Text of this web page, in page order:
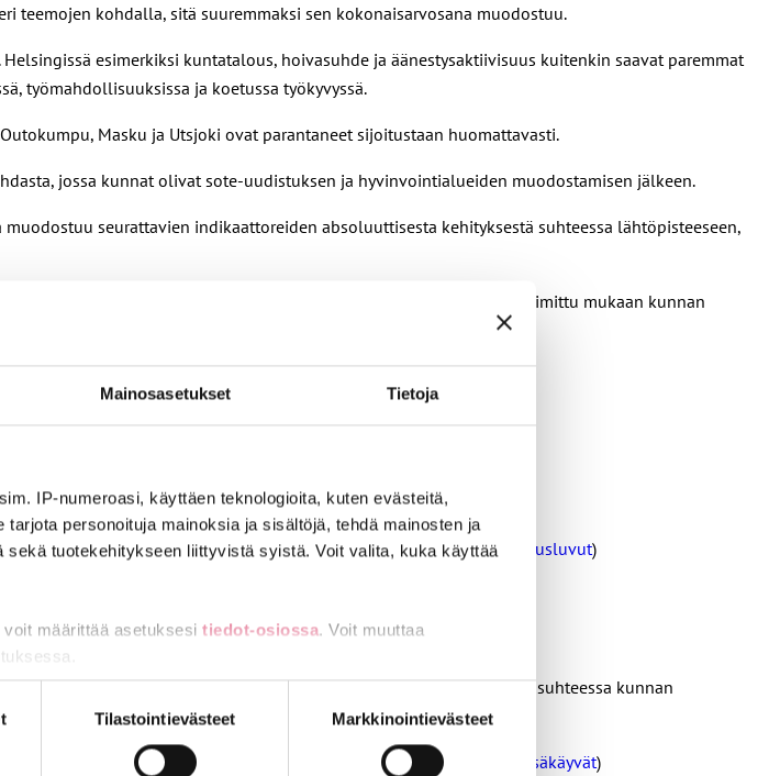
Mainosasetukset Tietoja
IP-numeroasi, käyttäen teknologioita, kuten evästeitä,
personoituja mainoksia ja sisältöjä, tehdä mainosten ja
tuotekehitykseen liittyvistä syistä. Voit valita, kuka käyttää
määrittää asetuksesi tiedot-osiossa. Voit muuttaa
parantavia, ja osaa käytetään tilastointi- tai
Tilastointievästeet Markkinointievästeet
kohdalla, sitä suuremmaksi sen kokonaisarvosana muodostuu.
esimerkiksi kuntatalous, hoivasuhde ja äänestysaktiivisuus kuitenkin saavat paremmat
työmahdollisuuksissa ja koetussa työkyvyssä.
Masku ja Utsjoki ovat parantaneet sijoitustaan huomattavasti.
jossa kunnat olivat sote-uudistuksen ja hyvinvointialueiden muodostamisen jälkeen.
seurattavien indikaattoreiden absoluuttisesta kehityksestä suhteessa lähtöpisteeseen,
julkisista tilastoista sekä JHL:n jäsenkyselystä, josta on poimittu mukaan kunnan
asukaslukuun (Kuntaliitto 2024: Kuntakonsernien taloudelliset tunnusluvut)
asukaslukuun (Tilastokeskus 2024: Yritysten toimipaikat kunnittain
(sosiaali- ja terveyspalvelut, opetus ja yhdyskuntapalvelut) suhteessa kunnan
suhteessa kunnan asukaslukuun ( Tilastokeskus 2023: Alueella työssäkäyvät)